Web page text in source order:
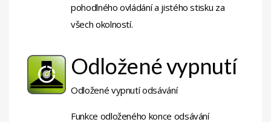
pohodlného ovládání a jistého stisku za
všech okolností.
Odložené vypnutí
Odložené vypnutí odsávání
Funkce odloženého konce odsávání